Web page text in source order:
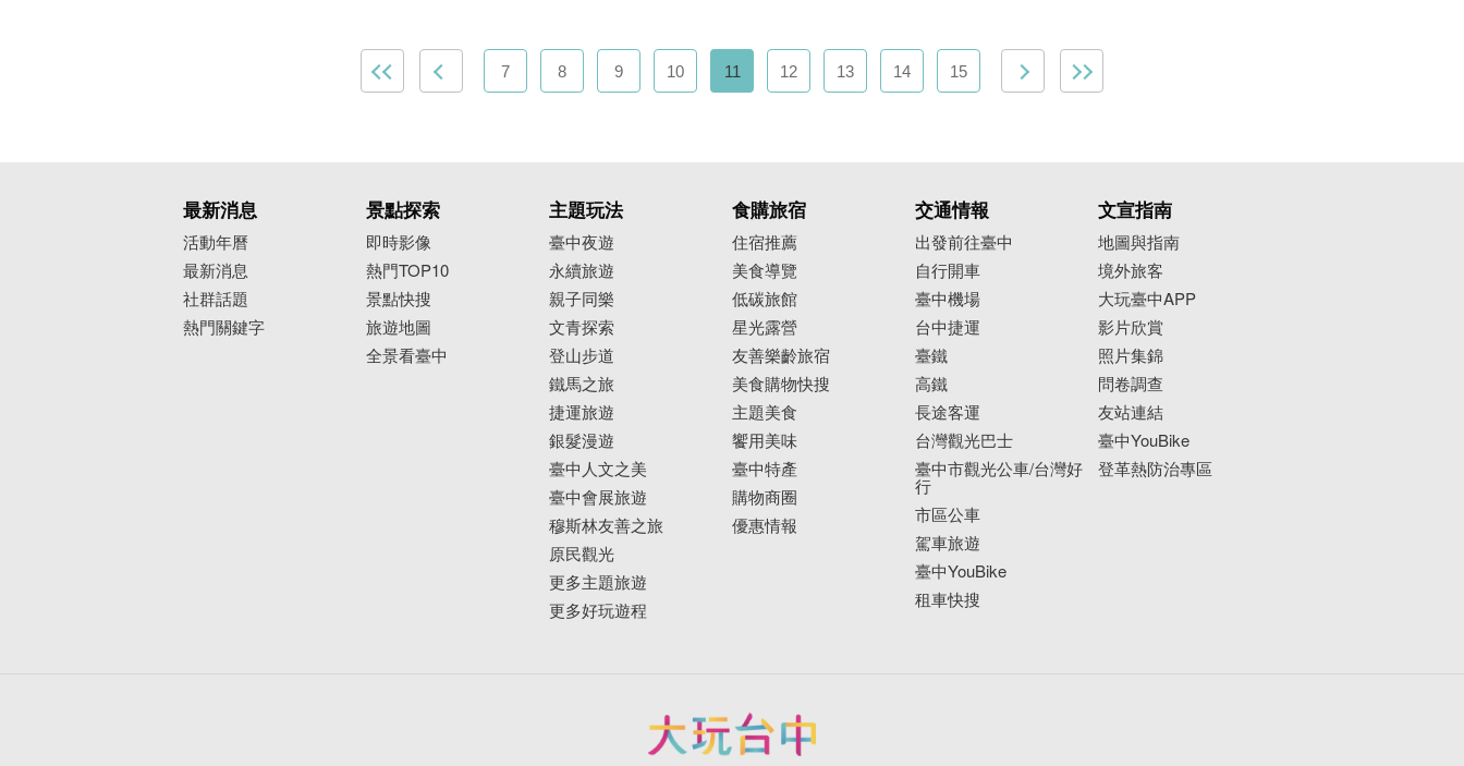
7 8 9 10 11 12 13 14 15
最新消息
活動年曆
最新消息
社群話題
熱門關鍵字
景點探索
即時影像
熱門TOP10
景點快搜
旅遊地圖
全景看臺中
主題玩法
臺中夜遊
永續旅遊
親子同樂
文青探索
登山步道
鐵馬之旅
捷運旅遊
銀髮漫遊
臺中人文之美
臺中會展旅遊
穆斯林友善之旅
原民觀光
更多主題旅遊
更多好玩遊程
食購旅宿
住宿推薦
美食導覽
低碳旅館
星光露營
友善樂齡旅宿
美食購物快搜
主題美食
饗用美味
臺中特產
購物商圈
優惠情報
交通情報
出發前往臺中
自行開車
臺中機場
台中捷運
臺鐵
高鐵
長途客運
台灣觀光巴士
臺中市觀光公車/台灣好
行
市區公車
駕車旅遊
臺中YouBike
租車快搜
文宣指南
地圖與指南
境外旅客
大玩臺中APP
影片欣賞
照片集錦
問卷調查
友站連結
臺中YouBike
登革熱防治專區